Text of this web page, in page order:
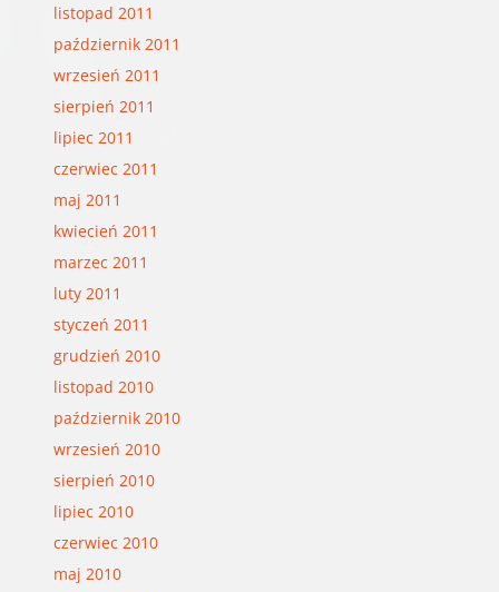
listopad 2011
październik 2011
wrzesień 2011
sierpień 2011
lipiec 2011
czerwiec 2011
maj 2011
kwiecień 2011
marzec 2011
luty 2011
styczeń 2011
grudzień 2010
listopad 2010
październik 2010
wrzesień 2010
sierpień 2010
lipiec 2010
czerwiec 2010
maj 2010